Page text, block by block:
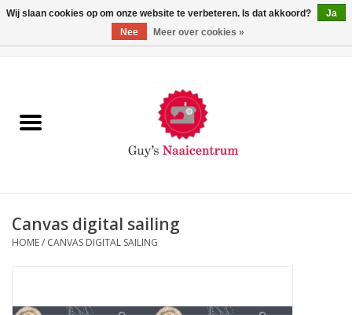
Machines
Canvas digital sailing
HOME/ CANVAS DIGITAL SAILING
Wij slaan cookies op om onze website te verbeteren. Is dat akkoord?
Ja
Nee
Meer over cookies »